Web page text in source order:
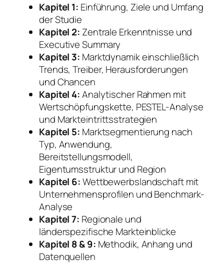
Kapitel 1: Einführung, Ziele und Umfang
der Studie
Kapitel 2: Zentrale Erkenntnisse und
Executive Summary
Kapitel 3: Marktdynamik einschließlich
Trends, Treiber, Herausforderungen
und Chancen
Kapitel 4:Analytischer Rahmen mit
Wertschöpfungskette, PESTEL-Analyse
und Markteintrittsstrategien
Kapitel 5: Marktsegmentierung nach
Typ, Anwendung,
Bereitstellungsmodell,
Eigentumsstruktur und Region
Kapitel 6:Wettbewerbslandschaft mit
Unternehmensprofilen und Benchmark-
Analyse
Kapitel 7: Regionale und
länderspezifische Markteinblicke
Kapitel 8 & 9: Methodik, Anhang und
Datenquellen